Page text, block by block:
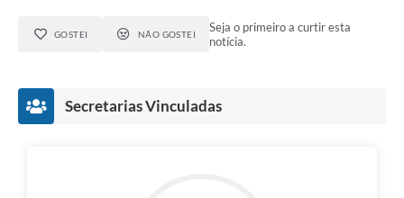
GOSTEI NÃO GOSTEI
Seja o primeiro a curtir esta
notícia.
Secretarias Vinculadas